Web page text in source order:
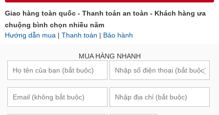
Giao hàng toàn quốc - Thanh toán an toàn - Khách hàng ưa
chuộng bình chọn nhiều năm
Hướng dẫn mua | Thanh toán | Bảo hành
MUA HÀNG NHANH